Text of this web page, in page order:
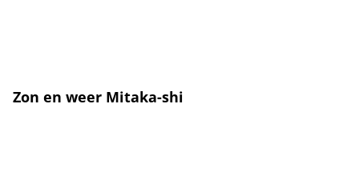
Zon en weer Mitaka-shi